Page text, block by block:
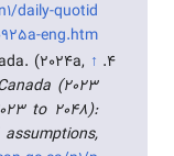
daily-quotid
eng.htm
↑
(2024a,
(2023
to 2048):